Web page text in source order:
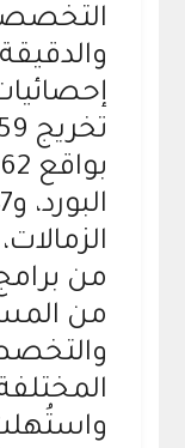
من
من